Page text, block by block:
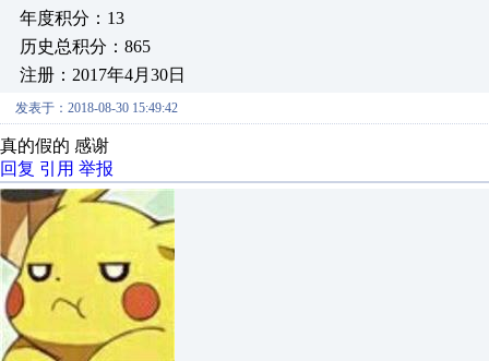
年度积分：13
历史总积分：865
注册：2017年4月30日
发表于：2018-08-30 15:49:42
真的假的 感谢
回复 引用 举报